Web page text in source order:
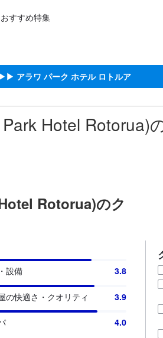
おすすめ特集
アラワ パーク ホテル ロトルア
Hotel Rotorua)
Rotorua)のク
設備 3.8
の快適さ・クオリティ 3.9
4.0